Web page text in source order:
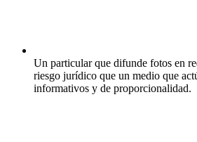
Un particular que difunde fotos en
riesgo jurídico que un medio que
informativos y de proporcionalidad.